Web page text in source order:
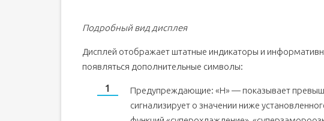
Подробный вид дисплея
Дисплей отображает штатные индикаторы и
появляться дополнительные символы:
Предупреждающие: «Н» — показывает
сигнализирует о значении ниже